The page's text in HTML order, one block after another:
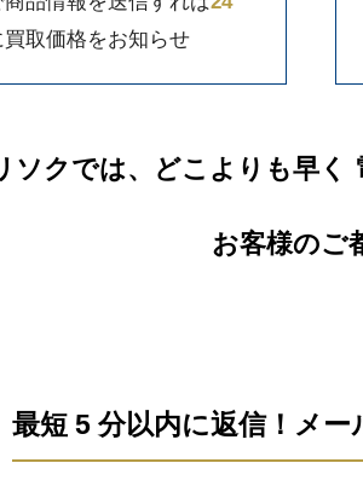
買取価格をお知らせ
ソクでは、どこよりも早く
お客様のご
最短 5 分以内に返信！メー